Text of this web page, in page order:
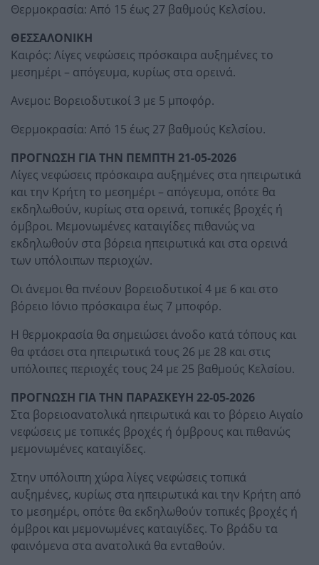
Θερμοκρασία: Από 15 έως 27 βαθμούς Κελσίου.
ΘΕΣΣΑΛΟΝΙΚΗ
Καιρός: Λίγες νεφώσεις πρόσκαιρα αυξημένες το
μεσημέρι – απόγευμα, κυρίως στα ορεινά.
Ανεμοι: Βορειοδυτικοί 3 με 5 μποφόρ.
Θερμοκρασία: Από 15 έως 27 βαθμούς Κελσίου.
ΠΡΟΓΝΩΣΗ ΓΙΑ ΤΗΝ ΠΕΜΠΤΗ 21-05-2026
Λίγες νεφώσεις πρόσκαιρα αυξημένες στα ηπειρωτικά
και την Κρήτη το μεσημέρι – απόγευμα, οπότε θα
εκδηλωθούν, κυρίως στα ορεινά, τοπικές βροχές ή
όμβροι. Μεμονωμένες καταιγίδες πιθανώς να
εκδηλωθούν στα βόρεια ηπειρωτικά και στα ορεινά
των υπόλοιπων περιοχών.
Οι άνεμοι θα πνέουν βορειοδυτικοί 4 με 6 και στο
βόρειο Ιόνιο πρόσκαιρα έως 7 μποφόρ.
Η θερμοκρασία θα σημειώσει άνοδο κατά τόπους και
θα φτάσει στα ηπειρωτικά τους 26 με 28 και στις
υπόλοιπες περιοχές τους 24 με 25 βαθμούς Κελσίου.
ΠΡΟΓΝΩΣΗ ΓΙΑ ΤΗΝ ΠΑΡΑΣΚΕΥΗ 22-05-2026
Στα βορειοανατολικά ηπειρωτικά και το βόρειο Αιγαίο
νεφώσεις με τοπικές βροχές ή όμβρους και πιθανώς
μεμονωμένες καταιγίδες.
Στην υπόλοιπη χώρα λίγες νεφώσεις τοπικά
αυξημένες, κυρίως στα ηπειρωτικά και την Κρήτη από
το μεσημέρι, οπότε θα εκδηλωθούν τοπικές βροχές ή
όμβροι και μεμονωμένες καταιγίδες. Το βράδυ τα
φαινόμενα στα ανατολικά θα ενταθούν.